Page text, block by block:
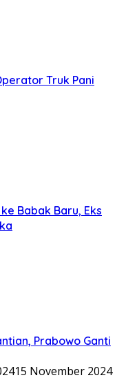
Truk Pani
Babak Baru, Eks
Prabowo Ganti
15 November 2024